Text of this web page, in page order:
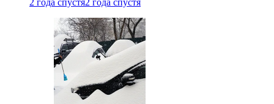
2 года спустя2 года спустя